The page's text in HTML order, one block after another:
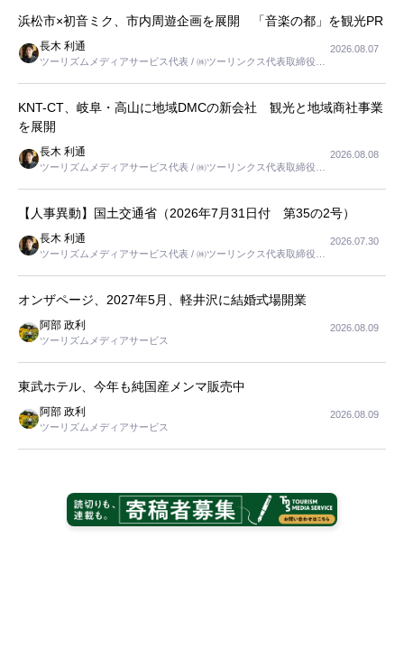
浜松市×初音ミク、市内周遊企画を展開 「音楽の都」を観光PR
長木 利通
ツーリズムメディアサービス代表 / ㈱ツーリンクス代表取締役社
2026.08.07
KNT-CT、岐阜・高山に地域DMCの新会社 観光と地域商社事業
を展開
長木 利通
ツーリズムメディアサービス代表 / ㈱ツーリンクス代表取締役社
2026.08.08
【人事異動】国土交通省（2026年7月31日付 第35の2号）
長木 利通
ツーリズムメディアサービス代表 / ㈱ツーリンクス代表取締役社
2026.07.30
オンザページ、2027年5月、軽井沢に結婚式場開業
阿部 政利
ツーリズムメディアサービス
2026.08.09
東武ホテル、今年も純国産メンマ販売中
阿部 政利
ツーリズムメディアサービス
2026.08.09